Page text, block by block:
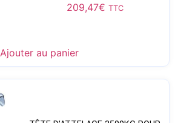
209,47€ TTC
Ajouter au panier